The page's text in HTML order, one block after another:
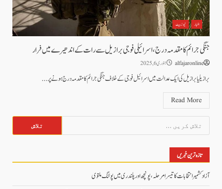
اخبار نیوز بیٹ
جنگی جرائم کا مقدمہ درج،اسرائیلی فوجی برازیل سے رات کے اندھیرے میں فرار
alfajaronline جنوری 6, 2025
برازیلیا برازیل کی ایک عدالت میں اسرائیل فوجی کے خلاف جنگی جرائم کا مقدمہ درج ہونے پر...
Read More
کریں
برائے:
تازہ ترین خبریں
آزاد کشمیر انتخابات کا تیسرا مرحلہ، پونچھ اور پلندری میں پولنگ ملتوی